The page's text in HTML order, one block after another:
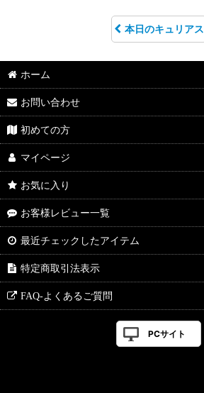
本日のキュリアス
ホーム
お問い合わせ
初めての方
マイページ
お気に入り
お客様レビュー一覧
最近チェックしたアイテム
特定商取引法表示
FAQ-よくあるご質問
PCサイト